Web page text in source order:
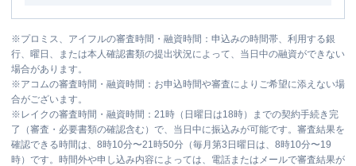
※プロミス、アイフルの審査時間・融資時間：申込みの時間帯、利用する銀
行、曜日、または本人確認書類の提出状況によって、当日中の融資ができない
場合があります。
※アコムの審査時間・融資時間：お申込時間や審査によりご希望に添えない場
合がございます。
※ レイクの審査時間・融資時間：21時（日曜日は18時）までの契約手続き完
了（審査・必要書類の確認含む）で、当日中に振込みが可能です。審査結果を
確認できる時間は、8時10分〜21時50分（毎月第3日曜日は、8時10分〜19
時）です。時間外や申し込み内容によっては、電話またはメールで審査結果が